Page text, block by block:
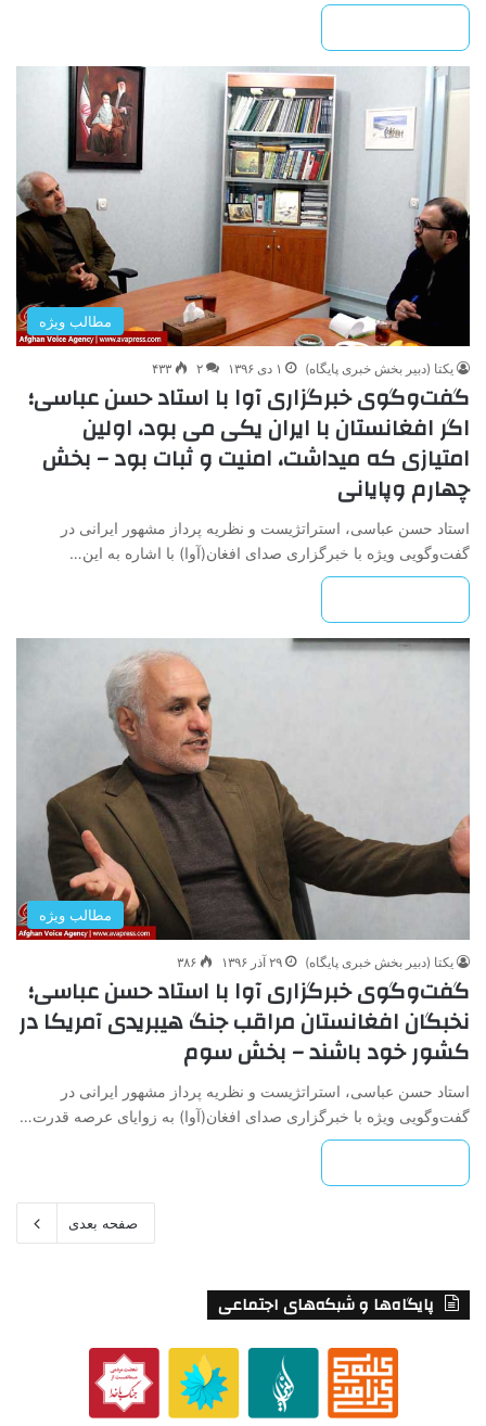
مطالب ویژه
یکتا (دبیر بخش خبری پایگاه) ۱ دی ۱۳۹۶ ۲ ۴۳۳
گفت‌وگوی خبرگزاری آوا با استاد حسن عباسی؛
اگر افغانستان با ایران یکی می بود، اولین
امتیازی که میداشت، امنیت و ثبات بود – بخش
چهارم وپایانی
استاد حسن عباسی، استراتژیست و نظریه پرداز مشهور ایرانی در
گفت‌وگویی ویژه با خبرگزاری صدای افغان(آوا) با اشاره به این…
مطالب ویژه
یکتا (دبیر بخش خبری پایگاه) ۲۹ آذر ۱۳۹۶ ۳۸۶
گفت‌وگوی خبرگزاری آوا با استاد حسن عباسی؛
نخبگان افغانستان مراقب جنگ هیبریدی آمریکا در
کشور خود باشند – بخش سوم
استاد حسن عباسی، استراتژیست و نظریه پرداز مشهور ایرانی در
گفت‌وگویی ویژه با خبرگزاری صدای افغان(آوا) به زوایای عرصه قدرت…
صفحه بعدی
پایگاه‌ها و شبکه‌های اجتماعی